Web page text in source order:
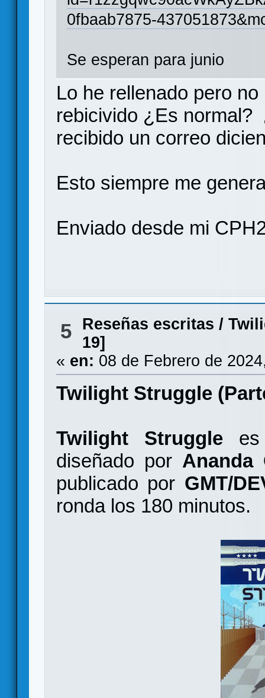
0fbaab7875-
Se esperan para junio
Lo he rellenado pero
rebicivido ¿Es normal?
recibido un correo
Esto siempre me
Enviado desde mi
5 Reseñas escritas /
19]
« en: 08 de Febrero de
Twilight Struggle
Twilight Struggle es
diseñado por Ananda
publicado por GMT/
ronda los 180 minutos.